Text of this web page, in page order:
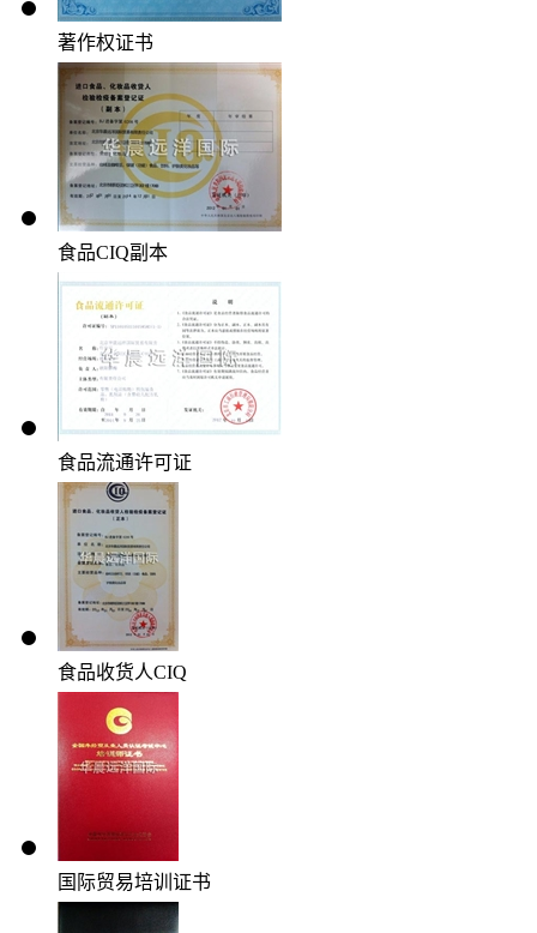
著作权证书
食品CIQ副本
食品流通许可证
食品收货人CIQ
国际贸易培训证书